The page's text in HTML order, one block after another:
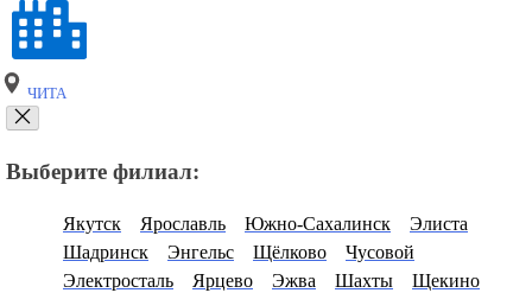
ЧИТА
Выберите филиал:
Якутск Ярославль Южно-Сахалинск
Элиста
Шадринск
Энгельс Щёлково
Чусовой
Электросталь
Ярцево Эжва Шахты
Щекино